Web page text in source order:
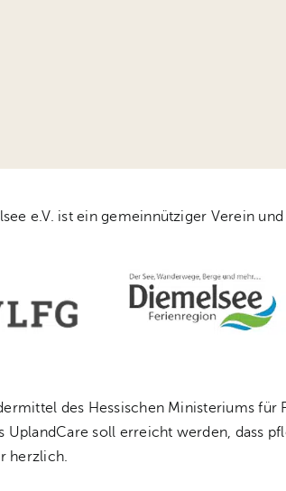
e.V. ist ein gemeinnütziger Verein
des Hessischen Ministeriums für
UplandCare soll erreicht werden, dass
herzlich.